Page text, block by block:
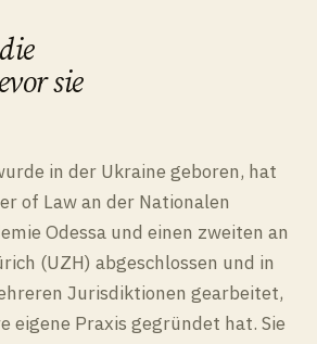
sie
in der Ukraine geboren, hat
of Law an der Nationalen
Odessa und einen zweiten an
(UZH) abgeschlossen und in
Jurisdiktionen gearbeitet,
eigene Praxis gegründet hat. Sie